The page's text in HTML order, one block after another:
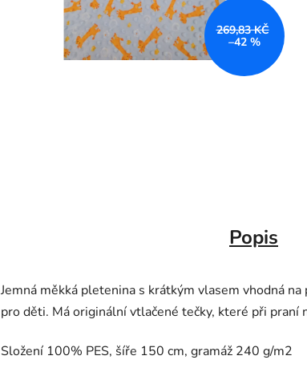
269,83 KČ
–42 %
Popis
Jemná měkká pletenina s krátkým vlasem vhodná na
pro děti. Má originální vtlačené tečky, které při praní
Složení 100% PES, šíře 150 cm, gramáž 240 g/m2